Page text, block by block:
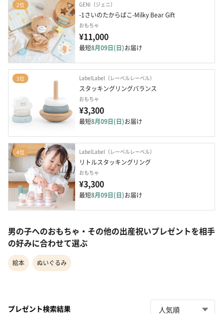
2位 GENI（ジェニ）
-1さいのたからばこ-Milky Bear Gift
おもちゃ
¥11,000
最短8月09日(日)お届け
3位 LabelLabel（レーベルレーベル）
スタッキングリングバランス
おもちゃ
¥3,300
最短8月09日(日)お届け
4位 LabelLabel（レーベルレーベル）
リトルスタッキングリング
おもちゃ
¥3,300
最短8月09日(日)お届け
男の子へのおもちゃ・その他の出産祝いプレゼントを相手
の好みに合わせて選ぶ
絵本 ぬいぐるみ
プレゼント検索結果